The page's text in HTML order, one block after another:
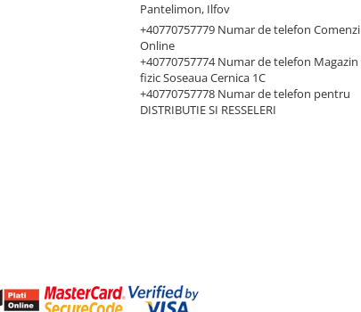
Pantelimon, Ilfov
+40770757779 Numar de telefon Comenzi
Online
+40770757774 Numar de telefon Magazin
fizic Soseaua Cernica 1C
+40770757778 Numar de telefon pentru
DISTRIBUTIE SI RESSELERI